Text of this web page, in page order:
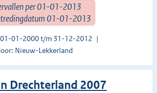
per 01-01-2013
01-01-2013
01-01-2000 t/m 31-12-2012
Nieuw-Lekkerland
Drechterland 2007